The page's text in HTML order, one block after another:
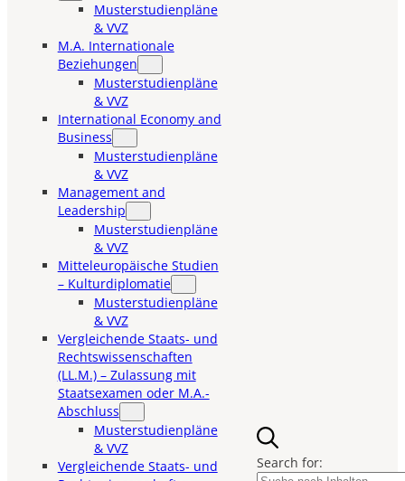
Musterstudienpläne
& VVZ
M.A. Internationale
Beziehungen
Musterstudienpläne
& VVZ
International Economy and
Business
Musterstudienpläne
& VVZ
Management and
Leadership
Musterstudienpläne
& VVZ
Mitteleuropäische Studien
– Kulturdiplomatie
Musterstudienpläne
& VVZ
Vergleichende Staats- und
Rechtswissenschaften
(LL.M.) – Zulassung mit
Staatsexamen oder M.A.-
Abschluss
Musterstudienpläne
& VVZ
Vergleichende Staats- und
Search for: